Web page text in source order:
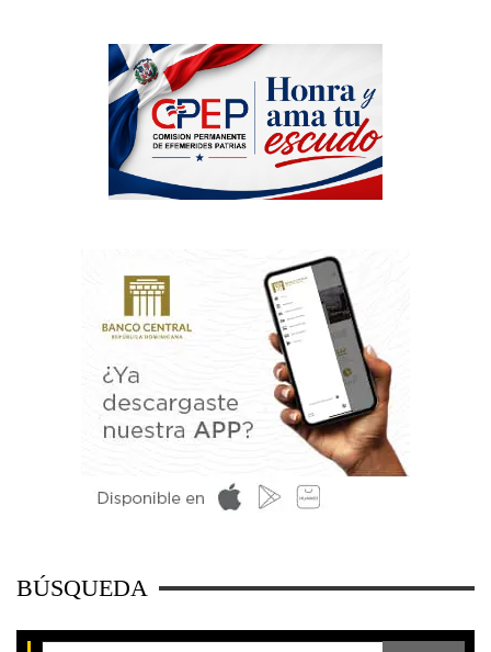
BÚSQUEDA